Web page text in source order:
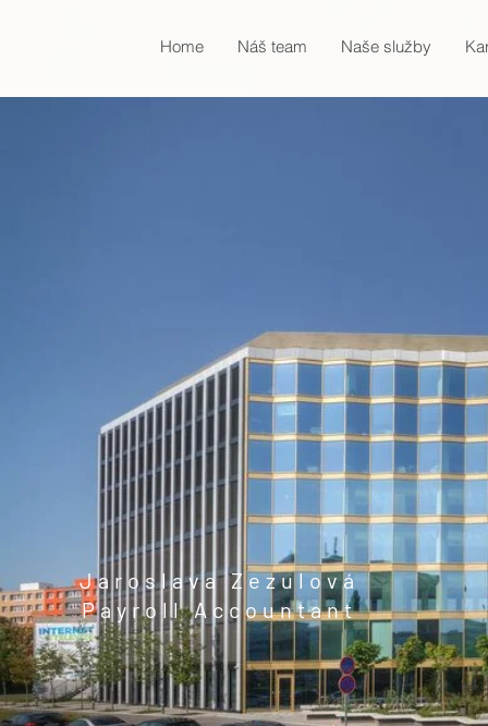
Home Náš team Naše služby
Jaroslava Zezulová
Payroll Accountant